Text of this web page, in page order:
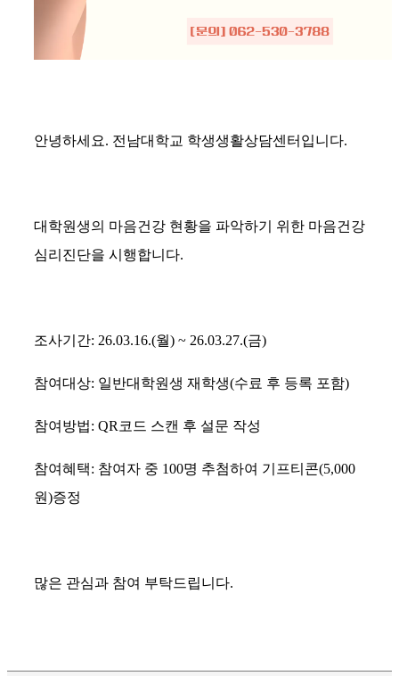
안녕하세요. 전남대학교 학생생활상담센터입니다.
대학원생의 마음건강 현황을 파악하기 위한 마음건강
심리진단을 시행합니다.
조사기간: 26.03.16.(월) ~ 26.03.27.(금)
참여대상: 일반대학원생 재학생(수료 후 등록 포함)
참여방법: QR코드 스캔 후 설문 작성
참여혜택: 참여자 중 100명 추첨하여 기프티콘(5,000
원)증정
많은 관심과 참여 부탁드립니다.